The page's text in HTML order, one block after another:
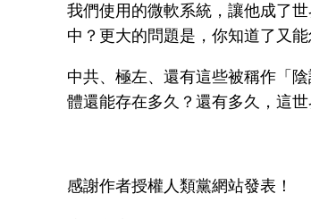
我們使用的微軟系統，讓他成了
中？更大的問題是，你知道了又
中共、極左、還有這些被稱作「
體還能存在多久？還有多久，這
感謝作者授權人類黨網站發表！